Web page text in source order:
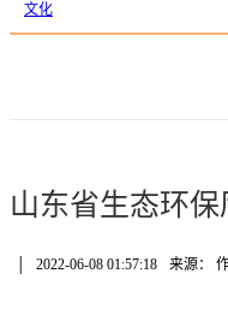
文化
山东省生态环
2022-06-08 01:57:18 来源： 作